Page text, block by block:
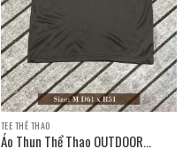
TEE THỂ THAO
Áo Thun Thể Thao OUTDOOR